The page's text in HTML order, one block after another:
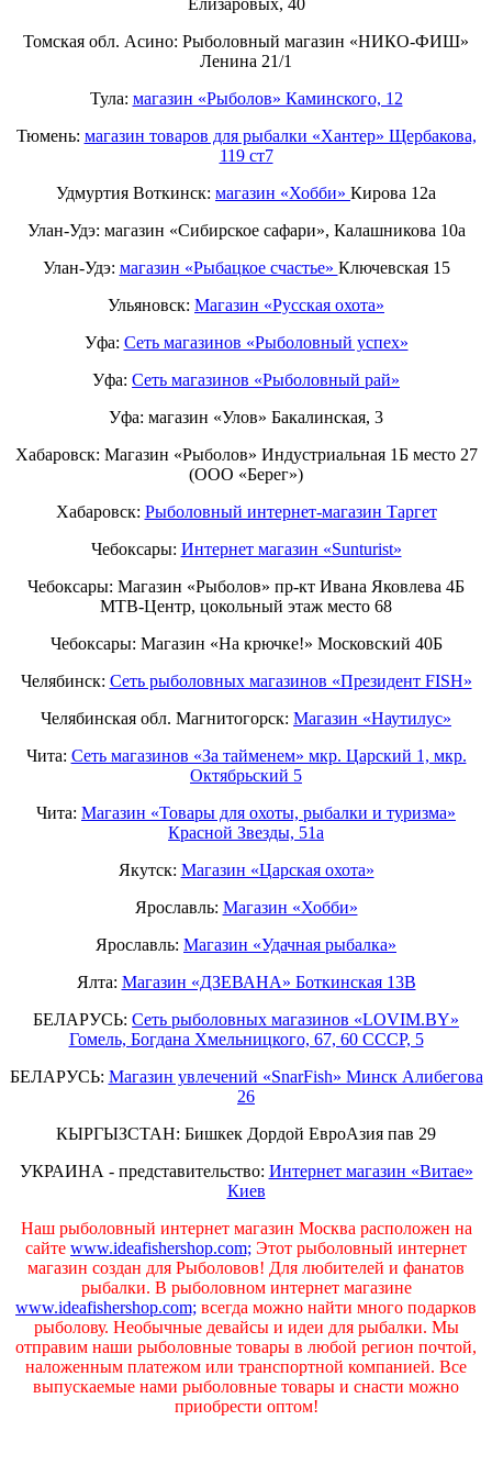
Томская обл. Асино: Рыболовный магазин «НИКО-ФИШ»
Ленина 21/1
Тула: магазин «Рыболов» Каминского, 12
Тюмень: магазин товаров для рыбалки «Хантер» Щербакова,
119 ст7
Удмуртия Воткинск: магазин «Хобби» Кирова 12а
Улан-Удэ: магазин «Сибирское сафари», Калашникова 10а
Улан-Удэ: магазин «Рыбацкое счастье» Ключевская 15
Ульяновск: Магазин «Русская охота»
Уфа: Сеть магазинов «Рыболовный успех»
Уфа: Сеть магазинов «Рыболовный рай»
Уфа: магазин «Улов» Бакалинская, 3
Хабаровск: Магазин «Рыболов» Индустриальная 1Б место 27
(ООО «Берег»)
Хабаровск: Рыболовный интернет-магазин Таргет
Чебоксары: Интернет магазин «Sunturist»
Чебоксары: Магазин «Рыболов» пр-кт Ивана Яковлева 4Б
МТВ-Центр, цокольный этаж место 68
Чебоксары: Магазин «На крючке!» Московский 40Б
Челябинск: Сеть рыболовных магазинов «Президент FISH»
Челябинская обл. Магнитогорск: Магазин «Наутилус»
Чита: Сеть магазинов «За тайменем» мкр. Царский 1, мкр.
Октябрьский 5
Чита: Магазин «Товары для охоты, рыбалки и туризма»
Красной Звезды, 51а
Якутск: Магазин «Царская охота»
Ярославль: Магазин «Хобби»
Ярославль: Магазин «Удачная рыбалка»
Ялта: Магазин «ДЗЕВАНА» Боткинская 13В
БЕЛАРУСЬ: Сеть рыболовных магазинов «LOVIM.BY»
Гомель, Богдана Хмельницкого, 67, 60 СССР, 5
БЕЛАРУСЬ: Магазин увлечений «SnarFish» Минск Алибегова
26
КЫРГЫЗСТАН: Бишкек Дордой ЕвроАзия пав 29
УКРАИНА - представительство: Интернет магазин «Витае»
Киев
Наш рыболовный интернет магазин Москва расположен на
сайте www.ideafishershop.com; Этот рыболовный интернет
магазин создан для Рыболовов! Для любителей и фанатов
рыбалки. В рыболовном интернет магазине
www.ideafishershop.com; всегда можно найти много подарков
рыболову. Необычные девайсы и идеи для рыбалки. Мы
отправим наши рыболовные товары в любой регион почтой,
наложенным платежом или транспортной компанией. Все
выпускаемые нами рыболовные товары и снасти можно
приобрести оптом!